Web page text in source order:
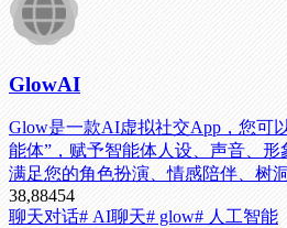
GlowAI
Glow是一款AI虚拟社交App，您可
能体”，赋予智能体人设、声音、形
满足您的角色扮演、情感陪伴、树
38,88454
聊天对话# AI聊天# glow# 人工智能